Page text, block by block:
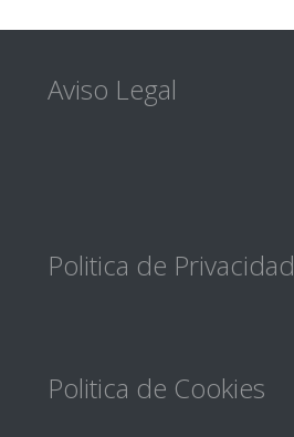
Footer
Aviso Legal
Politica de Privacidad
Politica de Cookies